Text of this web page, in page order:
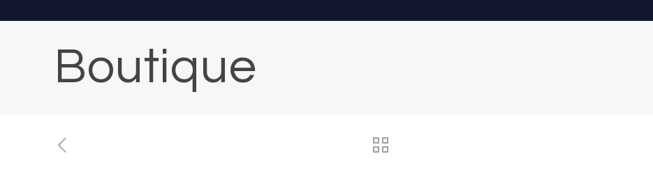
Boutique